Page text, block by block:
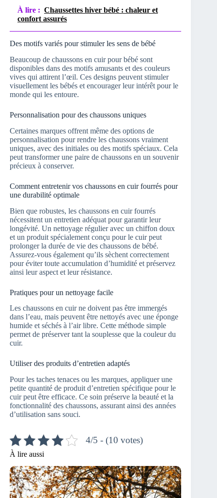
À lire : Chaussettes hiver bébé : chaleur et
confort assurés
Des motifs variés pour stimuler les sens de bébé
Beaucoup de chaussons en cuir pour bébé sont
disponibles dans des motifs amusants et des couleurs
vives qui attirent l’œil. Ces designs peuvent stimuler
visuellement les bébés et encourager leur intérêt pour le
monde qui les entoure.
Personnalisation pour des chaussons uniques
Certaines marques offrent même des options de
personnalisation pour rendre les chaussons vraiment
uniques, avec des initiales ou des motifs spéciaux. Cela
peut transformer une paire de chaussons en un souvenir
précieux à conserver.
Comment entretenir vos chaussons en cuir fourrés pour
une durabilité optimale
Bien que robustes, les chaussons en cuir fourrés
nécessitent un entretien adéquat pour garantir leur
longévité. Un nettoyage régulier avec un chiffon doux
et un produit spécialement conçu pour le cuir peut
prolonger la durée de vie des chaussons de bébé.
Assurez-vous également qu’ils sèchent correctement
pour éviter toute accumulation d’humidité et préservez
ainsi leur aspect et leur résistance.
Pratiques pour un nettoyage facile
Les chaussons en cuir ne doivent pas être immergés
dans l’eau, mais peuvent être nettoyés avec une éponge
humide et séchés à l’air libre. Cette méthode simple
permet de préserver tant la souplesse que la couleur du
cuir.
Utiliser des produits d’entretien adaptés
Pour les taches tenaces ou les marques, appliquer une
petite quantité de produit d’entretien spécifique pour le
cuir peut être efficace. Ce soin préserve la beauté et la
fonctionnalité des chaussons, assurant ainsi des années
d’utilisation sans souci.
4/5 - (10 votes)
À lire aussi